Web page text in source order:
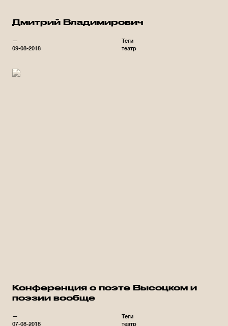
Дмитрий Владимирович
—
09-08-2018
Теги
театр
Конференция о поэте Высоцком и
поэзии вообще
—
07-08-2018
Теги
театр